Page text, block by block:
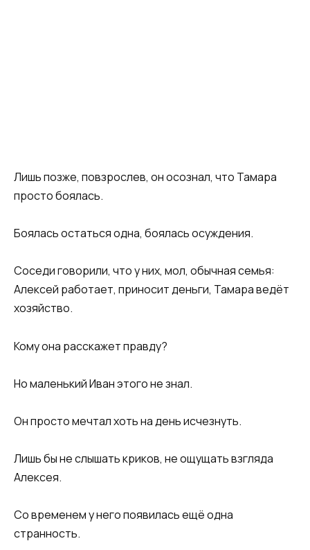
Лишь позже, повзрослев, он осознал, что Тамара
просто боялась.
Боялась остаться одна, боялась осуждения.
Соседи говорили, что у них, мол, обычная семья:
Алексей работает, приносит деньги, Тамара ведёт
хозяйство.
Кому она расскажет правду?
Но маленький Иван этого не знал.
Он просто мечтал хоть на день исчезнуть.
Лишь бы не слышать криков, не ощущать взгляда
Алексея.
Со временем у него появилась ещё одна
странность.